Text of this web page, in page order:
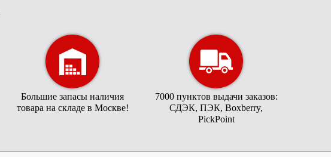
Большие запасы наличия
товара на складе в Москве!
7000 пунктов выдачи заказов:
СДЭК, ПЭК, Boxberry,
PickPoint